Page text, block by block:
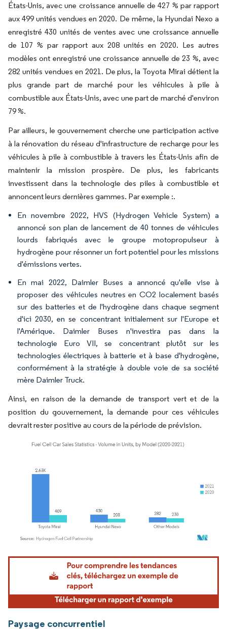
États-Unis, avec une croissance annuelle de 427 % par rapport
aux 499 unités vendues en 2020. De même, la Hyundai Nexo a
enregistré 430 unités de ventes avec une croissance annuelle
de 107 % par rapport aux 208 unités en 2020. Les autres
modèles ont enregistré une croissance annuelle de 23 %, avec
282 unités vendues en 2021. De plus, la Toyota Mirai détient la
plus grande part de marché pour les véhicules à pile à
combustible aux États-Unis, avec une part de marché d'environ
79 %.
Par ailleurs, le gouvernement cherche une participation active
à la rénovation du réseau d'infrastructure de recharge pour les
véhicules à pile à combustible à travers les États-Unis afin de
maintenir la mission prospère. De plus, les fabricants
investissent dans la technologie des piles à combustible et
annoncent leurs dernières gammes. Par exemple :.
En novembre 2022, HVS (Hydrogen Vehicle System) a
annoncé son plan de lancement de 40 tonnes de véhicules
lourds fabriqués avec le groupe motopropulseur à
hydrogène pour résonner un fort potentiel pour les missions
d'émissions vertes.
En mai 2022, Daimler Buses a annoncé qu'elle vise à
proposer des véhicules neutres en CO2 localement basés
sur des batteries et de l'hydrogène dans chaque segment
d'ici 2030, en se concentrant initialement sur l'Europe et
l'Amérique. Daimler Buses n'investira pas dans la
technologie Euro VII, se concentrant plutôt sur les
technologies électriques à batterie et à base d'hydrogène,
conformément à la stratégie à double voie de sa société
mère Daimler Truck.
Ainsi, en raison de la demande de transport vert et de la
position du gouvernement, la demande pour ces véhicules
devrait rester positive au cours de la période de prévision.
Image © Mordor Intelligence. La réutilisation nécessite une attribution sous CC BY
Paysage concurrentiel